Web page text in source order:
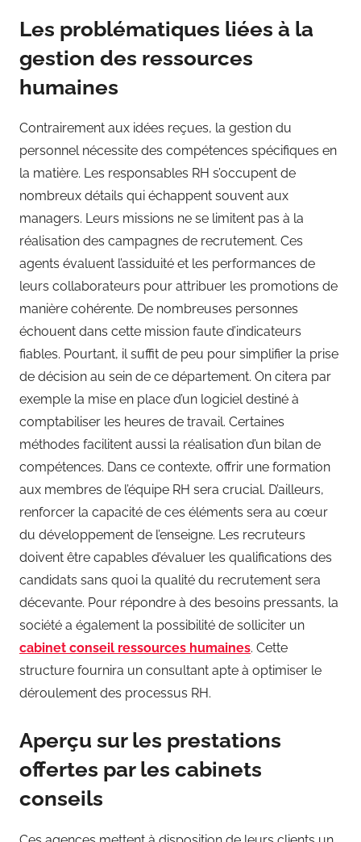
Les problématiques liées à la
gestion des ressources
humaines
Contrairement aux idées reçues, la gestion du
personnel nécessite des compétences spécifiques en
la matière. Les responsables RH s’occupent de
nombreux détails qui échappent souvent aux
managers. Leurs missions ne se limitent pas à la
réalisation des campagnes de recrutement. Ces
agents évaluent l’assiduité et les performances de
leurs collaborateurs pour attribuer les promotions de
manière cohérente. De nombreuses personnes
échouent dans cette mission faute d’indicateurs
fiables. Pourtant, il suffit de peu pour simplifier la prise
de décision au sein de ce département. On citera par
exemple la mise en place d’un logiciel destiné à
comptabiliser les heures de travail. Certaines
méthodes facilitent aussi la réalisation d’un bilan de
compétences. Dans ce contexte, offrir une formation
aux membres de l’équipe RH sera crucial. D’ailleurs,
renforcer la capacité de ces éléments sera au cœur
du développement de l’enseigne. Les recruteurs
doivent être capables d’évaluer les qualifications des
candidats sans quoi la qualité du recrutement sera
décevante. Pour répondre à des besoins pressants, la
société a également la possibilité de solliciter un
cabinet conseil ressources humaines. Cette
structure fournira un consultant apte à optimiser le
déroulement des processus RH.
Aperçu sur les prestations
offertes par les cabinets
conseils